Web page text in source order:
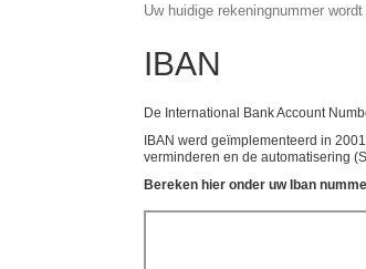
Uw huidige rekeningnummer
IBAN
De International Bank Account
IBAN werd geïmplementeerd in
verminderen en de automatisering
Bereken hier onder uw Iban